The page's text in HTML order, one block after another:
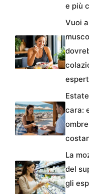
e più
Vuoi
cara:
La
del
gli